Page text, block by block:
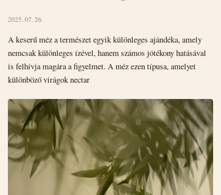
2025. 07. 26.
A keserű méz a természet egyik különleges ajándéka, amely
nemcsak különleges ízével, hanem számos jótékony hatásával
is felhívja magára a figyelmet. A méz ezen típusa, amelyet
különböző virágok nectar